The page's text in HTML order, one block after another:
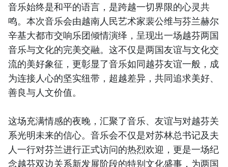
音乐始终是和平的语言，是跨越一切界限的心灵共
鸣。本次音乐会由越南人民艺术家裴公维与芬兰赫尔
辛基大都市交响乐团倾情演绎，呈现出一场越芬两国
音乐与文化的完美交融。这不仅是两国友谊与文化交
流的美好象征，更彰显了音乐如同越芬友谊一般，成
为连接人心的坚实纽带，超越差异，共同追求美好、
善良与人文价值。
这场充满情感的夜晚，汇聚了音乐、友谊与对越芬关
系光明未来的信心。音乐会不仅是对苏林总书记及夫
人一行对芬兰进行正式访问的热烈欢迎，更是一场纪
念越芬双边关系新发展阶段的特别文化盛事，为两国